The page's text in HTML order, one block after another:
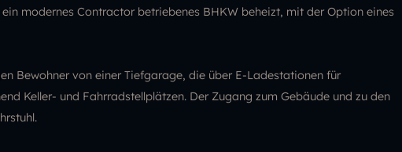
modernes Contractor betriebenes BHKW beheizt, mit der Option eines
Bewohner von einer Tiefgarage, die über E-Ladestationen für
Keller- und Fahrradstellplätzen. Der Zugang zum Gebäude und zu den